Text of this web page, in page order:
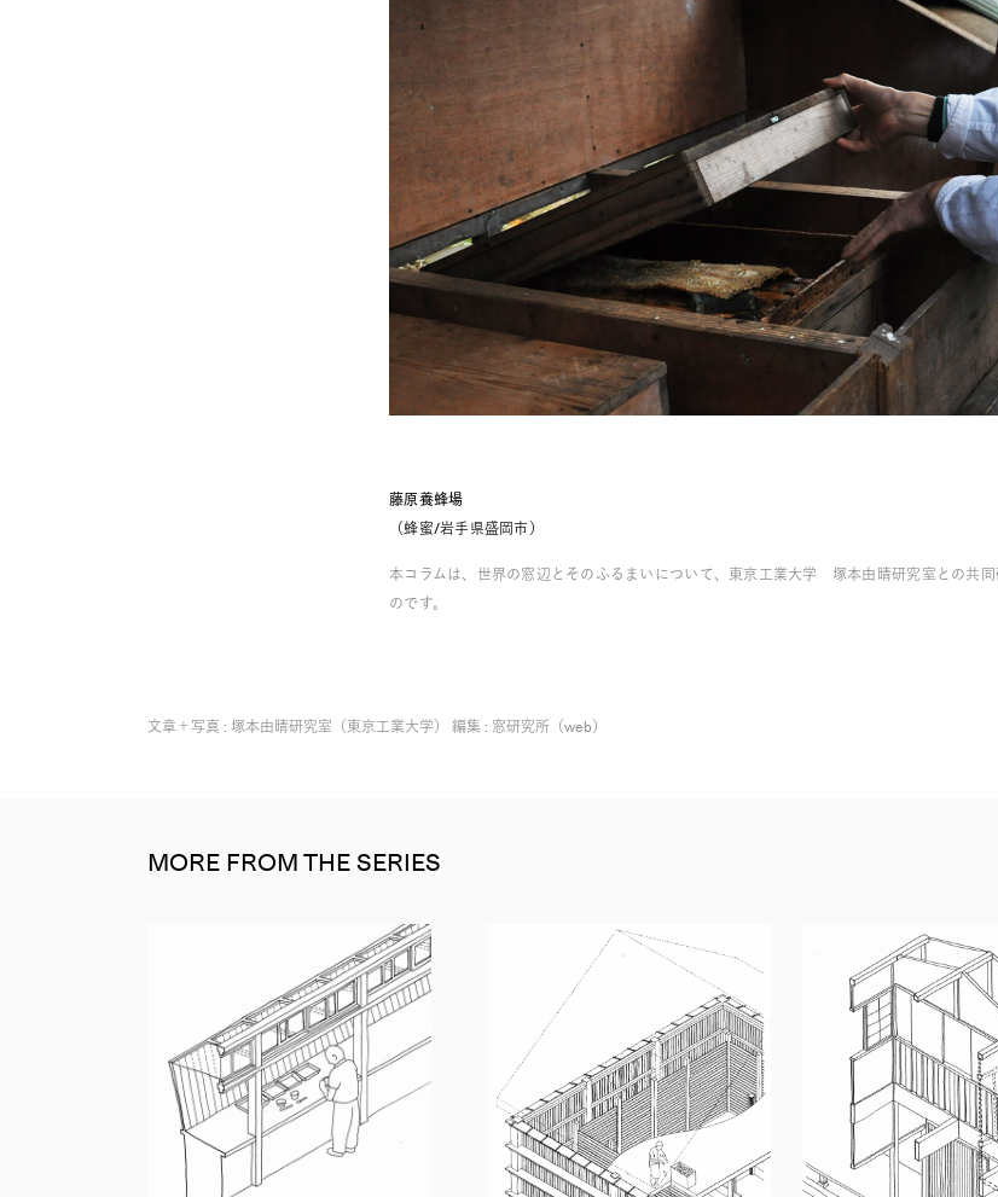
藤原養蜂場
（蜂蜜/岩手県盛岡市）
本コラムは、世界の窓辺とそのふるまいについて、東京工業大学 塚本由晴研究室との共
のです。
文章＋写真 : 塚本由晴研究室（東京工業大学） 編集 : 窓研究所（web）
MORE FROM THE SERIES